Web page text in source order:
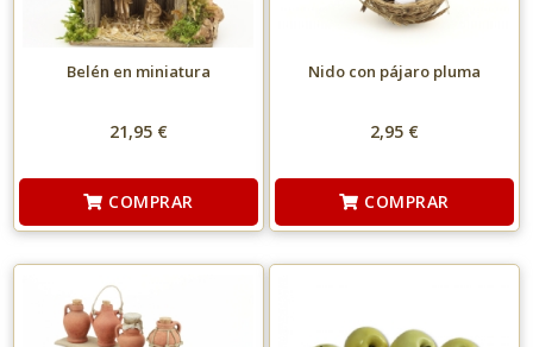
Belén en miniatura
21,95 €
COMPRAR
Nido con pájaro pluma
2,95 €
COMPRAR